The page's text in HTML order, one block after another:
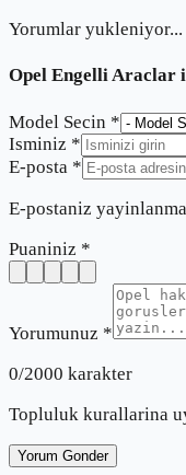
Yorumlar yukleniyor...
Opel Engelli Araclar
Model Secin *
Isminiz *
E-posta *
E-postaniz
Puaniniz *
Yorumunuz *
0/2000 karakter
Topluluk kurallarina
Yorum Gonder